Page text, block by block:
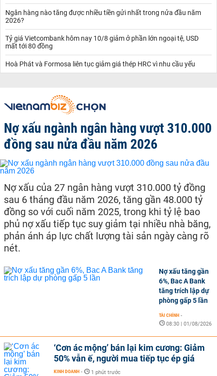
Ngân hàng nào tăng được nhiều tiền gửi nhất trong nửa đầu năm
2026?
Tỷ giá Vietcombank hôm nay 10/8 giảm ở phần lớn ngoại tệ, USD
mất tới 80 đồng
Hoà Phát và Formosa liên tục giảm giá thép HRC vì nhu cầu yếu
Nợ xấu ngành ngân hàng vượt 310.000
đồng sau nửa đầu năm 2026
Nợ xấu của 27 ngân hàng vượt 310.000 tỷ đồng
sau 6 tháng đầu năm 2026, tăng gần 48.000 tỷ
đồng so với cuối năm 2025, trong khi tỷ lệ bao
phủ nợ xấu tiếp tục suy giảm tại nhiều nhà băng,
phản ánh áp lực chất lượng tài sản ngày càng rõ
nét.
Nợ xấu tăng gần
6%, Bac A Bank
tăng trích lập dự
phòng gấp 5 lần
TÀI CHÍNH -
08:30 | 01/08/2026
‘Cơn ác mộng’ bán lại kim cương: Giảm
50% vẫn ế, người mua tiếp tục ép giá
KINH DOANH - 1 phút trước